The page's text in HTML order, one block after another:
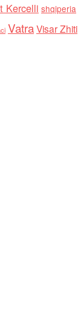
Kercelli shqiperia
VatraVisar Zhiti